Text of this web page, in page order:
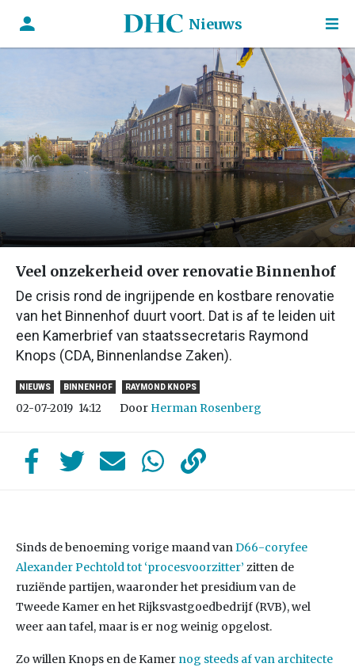
Nieuws
Veel onzekerheid over renovatie Binnenhof
De crisis rond de ingrijpende en kostbare renovatie
van het Binnenhof duurt voort. Dat is af te leiden uit
een Kamerbrief van staatssecretaris Raymond
Knops (CDA, Binnenlandse Zaken).
NIEUWS BINNENHOF RAYMOND KNOPS
02-07-2019 14:12 Door Herman Rosenberg
Sinds de benoeming vorige maand vanD66-coryfee
Alexander Pechtold tot ‘procesvoorzitter’ zitten de
ruziënde partijen, waaronder het presidium van de
Tweede Kamer en het Rijksvastgoedbedrijf (RVB), wel
weer aan tafel, maar is er nog weinig opgelost.
Zo willen Knops en de Kamer nog steeds af van architecte